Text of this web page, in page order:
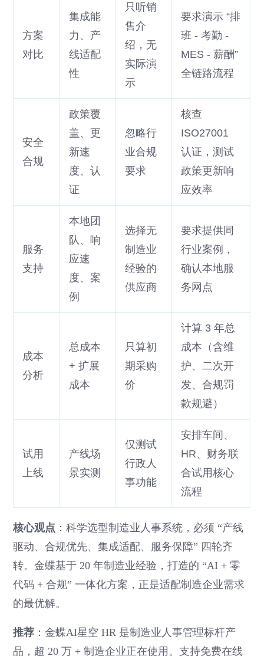
方案
对比
集成能
力、产
线适配
性
只听销
售介
绍，无
实际演
示
要求演示 “排
班 - 考勤 -
MES - 薪酬”
全链路流程
安全
合规
政策覆
盖、更
新速
度、认
证
忽略行
业合规
要求
核查
ISO27001
认证，测试
政策更新响
应效率
服务
支持
本地团
队、响
应速
度、案
例
选择无
制造业
经验的
供应商
要求提供同
行业案例，
确认本地服
务网点
成本
分析
总成本
+ 扩展
成本
只算初
期采购
价
计算 3 年总
成本（含维
护、二次开
发、合规罚
款规避）
试用
上线
产线场
景实测
仅测试
行政人
事功能
安排车间、
HR、财务联
合试用核心
流程
核心观点 ：科学选型制造业人事系统，必须 “产线
驱动、合规优先、集成适配、服务保障” 四轮齐
转。金蝶基于 20 年制造业经验，打造的 “AI + 零
代码 + 合规” 一体化方案，正是适配制造企业需求
的最优解。
推荐 ：金蝶AI星空 HR 是制造业人事管理标杆产
品，超 20 万 + 制造企业正在使用。支持免费在线